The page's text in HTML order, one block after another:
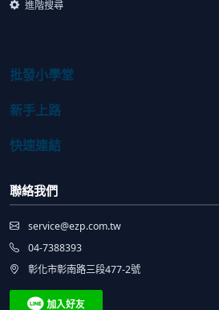
進階搜尋
批發小學堂
新手上路
快速連結
聯絡我們
service@ezp.com.tw
04-7388393
彰化市彰南路三段477-2號